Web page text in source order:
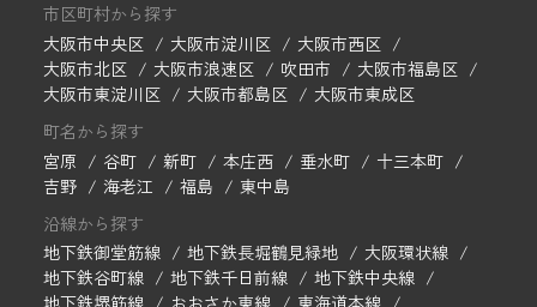
市区町村から探す
大阪市中央区
大阪市淀川区
大阪市西区
大阪市北区
大阪市浪速区 吹田市
大阪市福島区
大阪市東淀川区
大阪市都島区
大阪市東成区
町名から探す
宮原
谷町 新町 本庄西 垂水町
十三本町
吉野
海老江 福島
東中島
沿線から探す
地下鉄御堂筋線
地下鉄長堀鶴見緑地
大阪環状線
地下鉄谷町線
地下鉄千日前線
地下鉄中央線